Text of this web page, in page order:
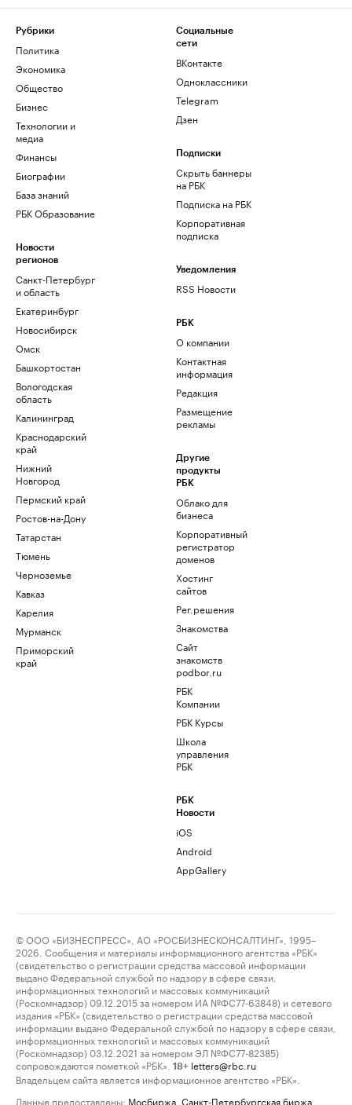
Рубрики
Политика
Экономика
Общество
Бизнес
Технологии и
медиа
Финансы
Биографии
База знаний
РБК Образование
Новости
регионов
Санкт-Петербург
и область
Екатеринбург
Новосибирск
Омск
Башкортостан
Вологодская
область
Калининград
Краснодарский
край
Нижний
Новгород
Пермский край
Ростов-на-Дону
Татарстан
Тюмень
Черноземье
Кавказ
Карелия
Мурманск
Приморский
край
Социальные
сети
ВКонтакте
Одноклассники
Telegram
Дзен
Подписки
Скрыть баннеры
на РБК
Подписка на РБК
Корпоративная
подписка
Уведомления
RSS Новости
РБК
О компании
Контактная
информация
Редакция
Размещение
рекламы
Другие
продукты
РБК
Облако для
бизнеса
Корпоративный
регистратор
доменов
Хостинг
сайтов
Рег.решения
Знакомства
Сайт
знакомств
podbor.ru
РБК
Компании
РБК Курсы
Школа
управления
РБК
РБК
Новости
iOS
Android
AppGallery
© ООО «БИЗНЕСПРЕСС», АО «РОСБИЗНЕСКОНСАЛТИНГ», 1995–
2026. Сообщения и материалы информационного агентства «РБК»
(свидетельство о регистрации средства массовой информации
выдано Федеральной службой по надзору в сфере связи,
информационных технологий и массовых коммуникаций
(Роскомнадзор) 09.12.2015 за номером ИА №ФС77-63848) и сетевого
издания «РБК» (свидетельство о регистрации средства массовой
информации выдано Федеральной службой по надзору в сфере связи,
информационных технологий и массовых коммуникаций
(Роскомнадзор) 03.12.2021 за номером ЭЛ №ФС77-82385)
сопровождаются пометкой «РБК».
18+ letters@rbc.ru
Владельцем сайта является информационное агентство «РБК».
Данные предоставлены: Мосбиржа Санкт-Петербургская биржа